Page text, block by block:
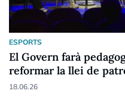
ESPORTS
El Govern farà
reformar la llei de
18.06.26